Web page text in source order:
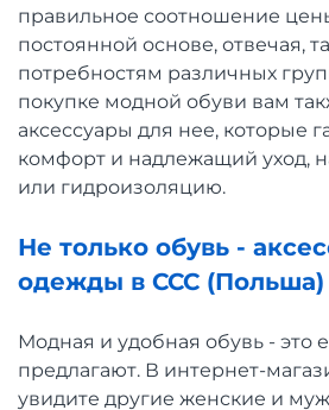
правильное соотношение
постоянной основе, отвечая,
потребностям различных
покупке модной обуви вам
аксессуары для нее, которые
комфорт и надлежащий уход,
или гидроизоляцию.
Не только обувь -
одежды в CCC (Польша)
Модная и удобная обувь - это
предлагают. В интернет-
увидите другие женские и